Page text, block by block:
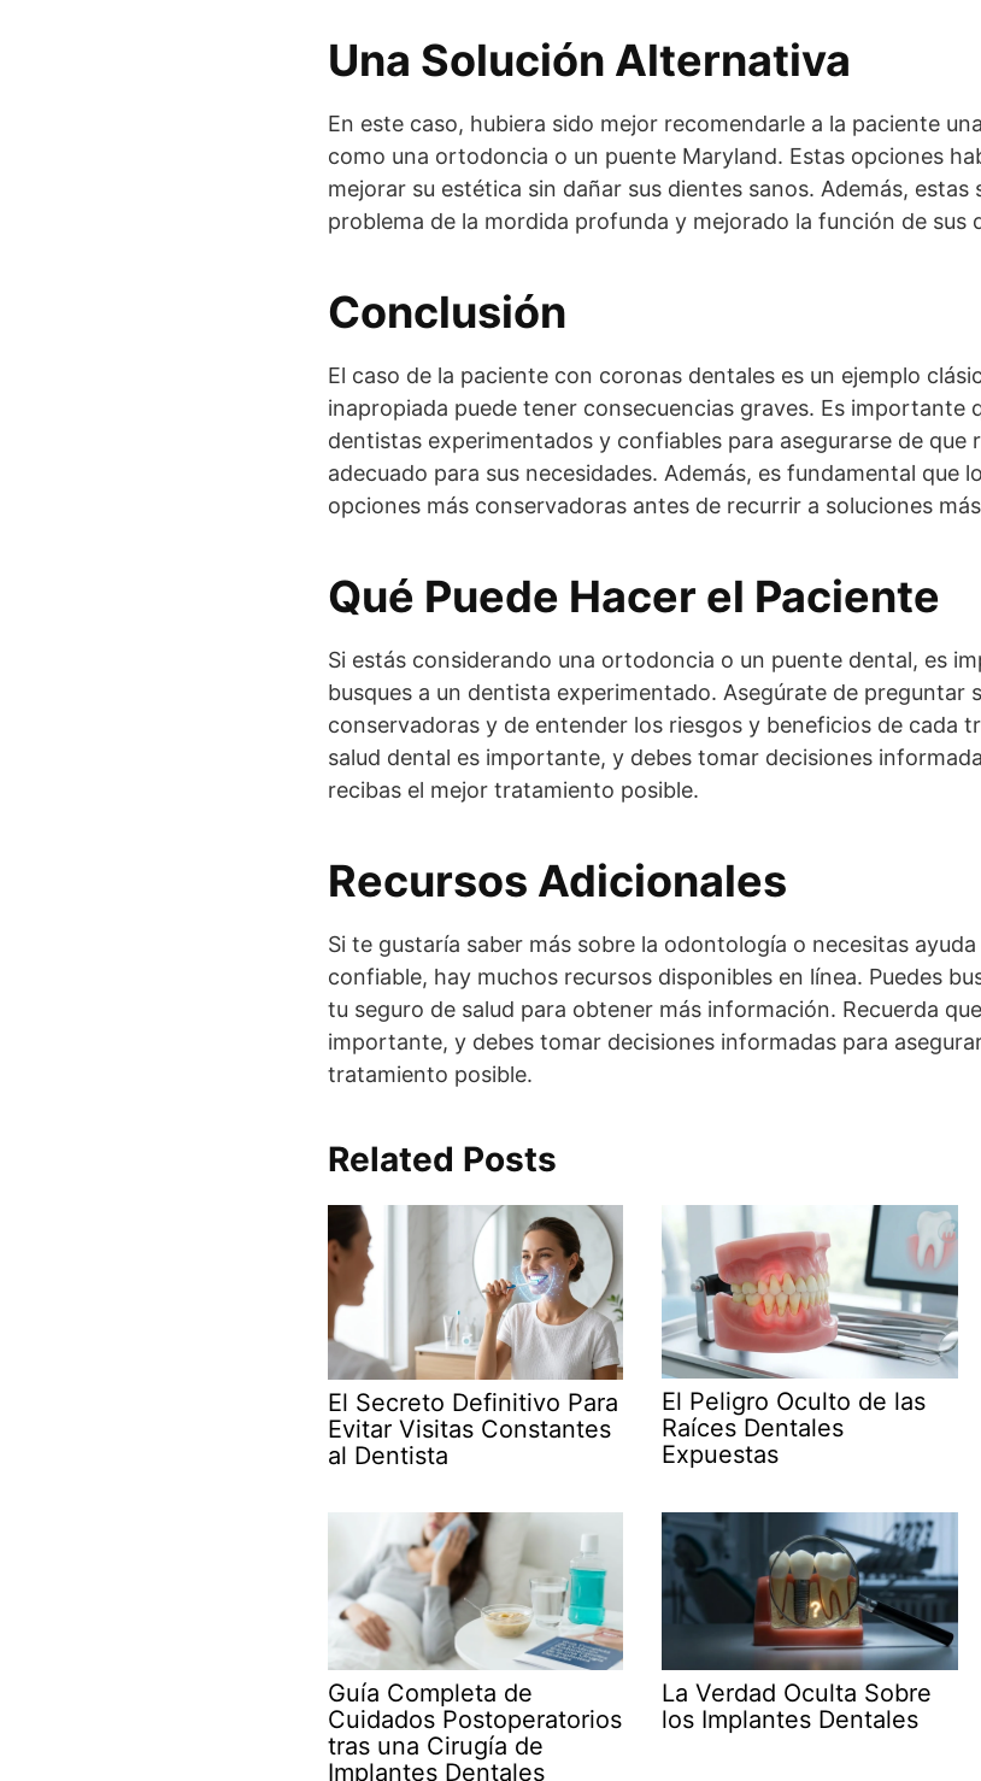
Una Solución Alternativa
En este caso, hubiera sido mejor recomendarle a la paciente
como una ortodoncia o un puente Maryland. Estas opciones
mejorar su estética sin dañar sus dientes sanos. Además, estas
problema de la mordida profunda y mejorado la función de sus
Conclusión
El caso de la paciente con coronas dentales es un ejemplo
inapropiada puede tener consecuencias graves. Es importante
dentistas experimentados y confiables para asegurarse de que
adecuado para sus necesidades. Además, es fundamental que
opciones más conservadoras antes de recurrir a soluciones
Qué Puede Hacer el Paciente
Si estás considerando una ortodoncia o un puente dental, es
busques a un dentista experimentado. Asegúrate de preguntar
conservadoras y de entender los riesgos y beneficios de cada
salud dental es importante, y debes tomar decisiones
recibas el mejor tratamiento posible.
Recursos Adicionales
Si te gustaría saber más sobre la odontología o necesitas
confiable, hay muchos recursos disponibles en línea. Puedes
tu seguro de salud para obtener más información. Recuerda
importante, y debes tomar decisiones informadas para
tratamiento posible.
Related Posts
El Secreto Definitivo Para
Evitar Visitas Constantes
al Dentista
El Peligro Oculto de las
Raíces Dentales
Expuestas
Guía Completa de
Cuidados Postoperatorios
tras una Cirugía de
Implantes Dentales
La Verdad Oculta Sobre
los Implantes Dentales